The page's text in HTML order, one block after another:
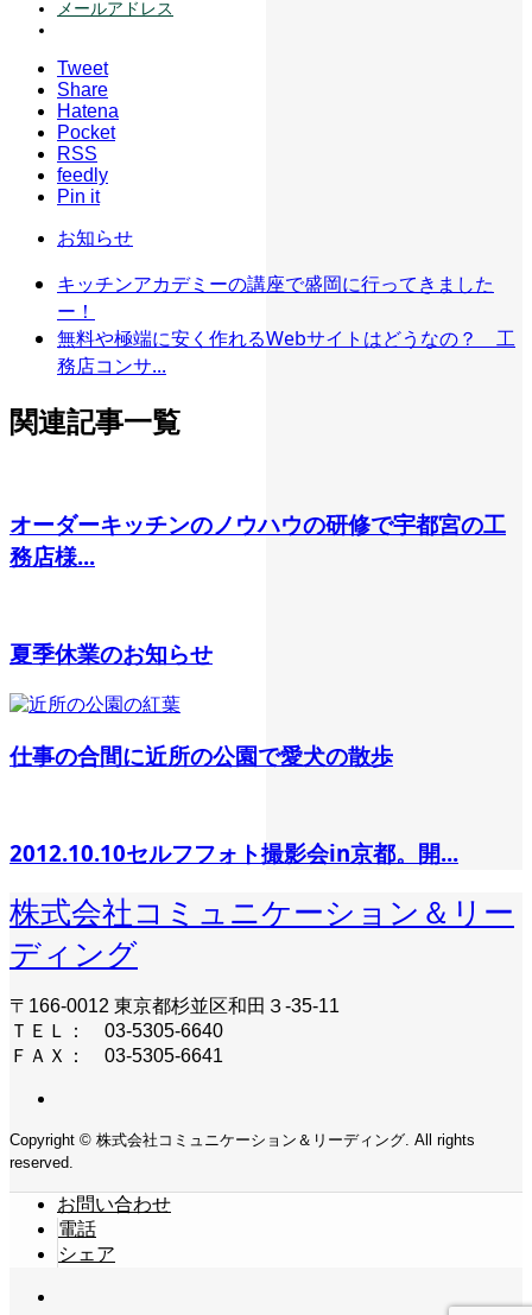
メールアドレス
Tweet
Share
Hatena
Pocket
RSS
feedly
Pin it
お知らせ
キッチンアカデミーの講座で盛岡に行ってきました
ー！
無料や極端に安く作れるWebサイトはどうなの？ 工
務店コンサ...
関連記事一覧
オーダーキッチンのノウハウの研修で宇都宮の工
務店様...
夏季休業のお知らせ
仕事の合間に近所の公園で愛犬の散歩
2012.10.10セルフフォト撮影会in京都。開...
株式会社コミュニケーション＆リー
ディング
〒166-0012 東京都杉並区和田３-35-11
ＴＥＬ： 03-5305-6640
ＦＡＸ： 03-5305-6641
Copyright © 株式会社コミュニケーション＆リーディング. All rights
reserved.
お問い合わせ
電話
シェア